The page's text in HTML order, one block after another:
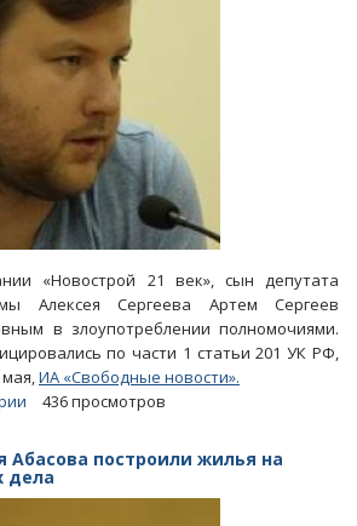
«Новострой 21 век», сын депутата
Алексея Сергеева Артем Сергеев
в злоупотреблении полномочиями.
по части 1 статьи 201 УК РФ,
ИА «Свободные новости».
436 просмотров
Абасова построили жилья на
дела